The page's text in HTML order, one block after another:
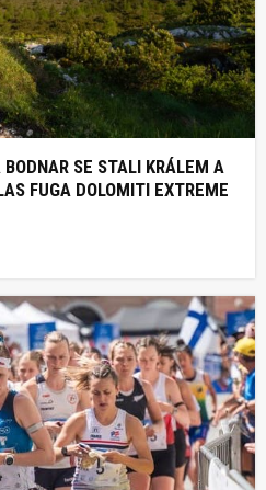
SE STALI KRÁLEM A
FUGA DOLOMITI EXTREME